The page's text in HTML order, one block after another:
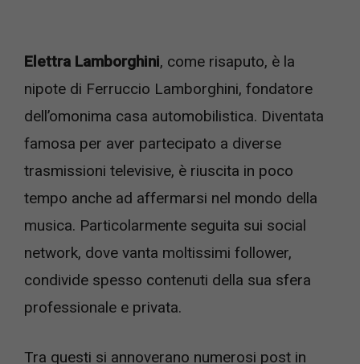
Elettra Lamborghini, come risaputo, è la
nipote di Ferruccio Lamborghini, fondatore
dell’omonima casa automobilistica. Diventata
famosa per aver partecipato a diverse
trasmissioni televisive, è riuscita in poco
tempo anche ad affermarsi nel mondo della
musica. Particolarmente seguita sui social
network, dove vanta moltissimi follower,
condivide spesso contenuti della sua sfera
professionale e privata.
Tra questi si annoverano numerosi post in